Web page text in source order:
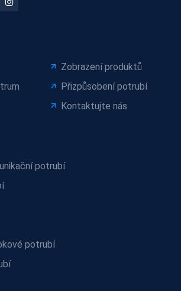
Zobrazení produktů
Přizpůsobení potrubí
Kontaktujte nás
potrubí
potrubí